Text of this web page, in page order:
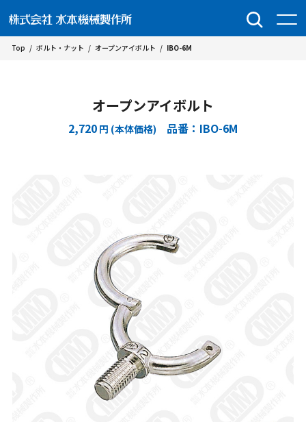
Top / ボルト・ナット / オープンアイボルト / IBO-6M
オープンアイボルト
2,720 円 (本体価格) 品番：IBO-6M